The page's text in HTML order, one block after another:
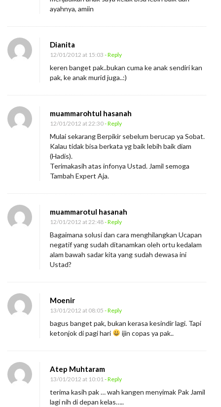
ayahnya, amiin
Dianita
12/01/2012 at 15:03 - Reply
keren banget pak..bukan cuma ke anak sendiri kan
pak, ke anak murid juga..:)
muammarohtul hasanah
12/01/2012 at 22:30- Reply
Mulai sekarang Berpikir sebelum berucap ya Sobat.
Kalau tidak bisa berkata yg baik lebih baik diam
(Hadis).
Terimakasih atas infonya Ustad. Jamil semoga
Tambah Expert Aja.
muammarotul hasanah
12/01/2012 at 22:48- Reply
Bagaimana solusi dan cara menghilangkan Ucapan
negatif yang sudah ditanamkan oleh ortu kedalam
alam bawah sadar kita yang sudah dewasa ini
Ustad?
Moenir
13/01/2012 at 08:05 - Reply
bagus banget pak, bukan kerasa kesindir lagi. Tapi
ketonjok di pagi hari
ijin copas ya pak..
Atep Muhtaram
13/01/2012 at 10:01- Reply
terima kasih pak … wah kangen menyimak Pak Jamil
lagi nih di depan kelas…..